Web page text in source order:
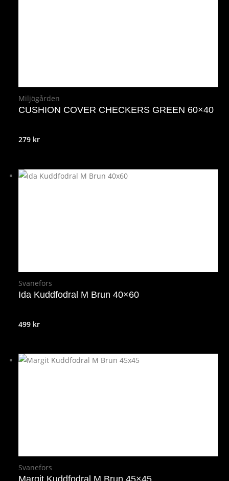
Miljögården
CUSHION COVER CHECKERS GREEN 60×40
279 kr
Svanefors
Ida Kuddfodral M Brun 40×60
499 kr
Svanefors